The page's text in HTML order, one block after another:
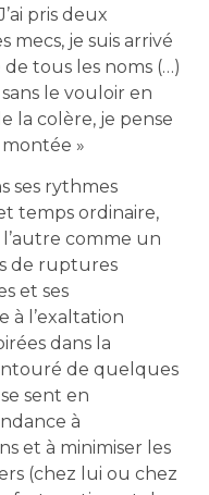
pris deux
mecs, je suis arrivé
tous les noms (…)
le vouloir en
la colère, je pense
»
ses rythmes
temps ordinaire,
l’autre comme un
de ruptures
et ses
à l’exaltation
dans la
de quelques
sent en
à
et à minimiser les
(chez lui ou chez